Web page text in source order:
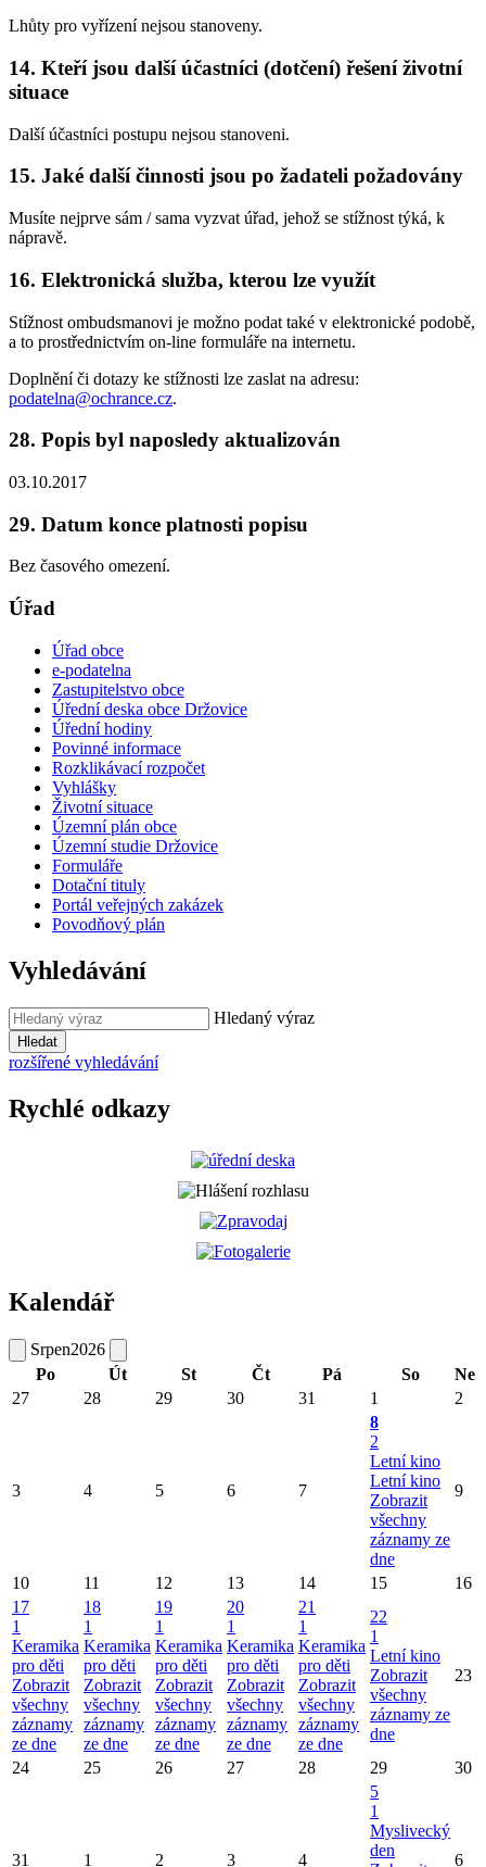
Lhůty pro vyřízení nejsou stanoveny.
14. Kteří jsou další účastníci (dotčení) řešení životní
situace
Další účastníci postupu nejsou stanoveni.
15. Jaké další činnosti jsou po žadateli požadovány
Musíte nejprve sám / sama vyzvat úřad, jehož se stížnost týká, k
nápravě.
16. Elektronická služba, kterou lze využít
Stížnost ombudsmanovi je možno podat také v elektronické podobě,
a to prostřednictvím on-line formuláře na internetu.
Doplnění či dotazy ke stížnosti lze zaslat na adresu:
podatelna@ochrance.cz.
28. Popis byl naposledy aktualizován
03.10.2017
29. Datum konce platnosti popisu
Bez časového omezení.
Úřad
Úřad obce
e-podatelna
Zastupitelstvo obce
Úřední deska obce Držovice
Úřední hodiny
Povinné informace
Rozklikávací rozpočet
Vyhlášky
Životní situace
Územní plán obce
Územní studie Držovice
Formuláře
Dotační tituly
Portál veřejných zakázek
Povodňový plán
Vyhledávání
Hledaný výraz
Hledat
rozšířené vyhledávání
Rychlé odkazy
Kalendář
Srpen2026
Po
Út St Čt Pá So
Ne
27
28 29 30 31 1 2
3 4 5 6 7
8
2
Letní kino
Letní kino
Zobrazit
všechny
záznamy ze
dne
9
10 11 12 13 14 15
16
17
1
Keramika
pro děti
Zobrazit
všechny
záznamy
ze dne
18
1
Keramika
pro děti
Zobrazit
všechny
záznamy
ze dne
19
1
Keramika
pro děti
Zobrazit
všechny
záznamy
ze dne
20
1
Keramika
pro děti
Zobrazit
všechny
záznamy
ze dne
21
1
Keramika
pro děti
Zobrazit
všechny
záznamy
ze dne
22
1
Letní kino
Zobrazit
všechny
záznamy ze
dne
23
24 25 26 27 28 29 30
31 1 2 3 4
5
1
Myslivecký
den
6